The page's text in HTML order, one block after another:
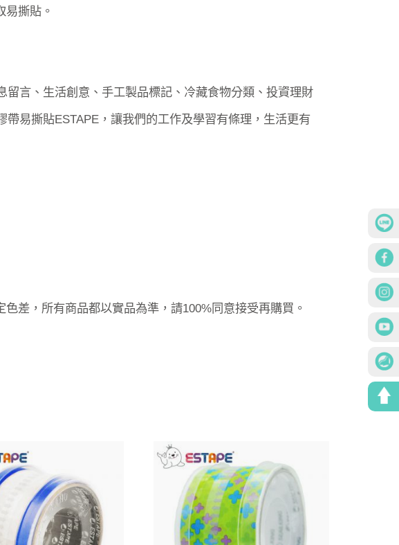
撕貼。
言、生活創意、手工製品標記、冷藏食物分類、投資理財
易撕貼ESTAPE，讓我們的工作及學習有條理，生活更有
差，所有商品都以實品為準，請100%同意接受再購買。